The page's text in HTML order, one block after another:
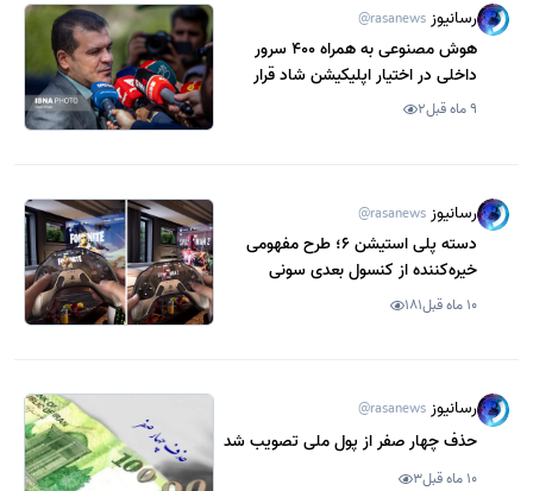
رسانیوز @rasanews
هوش مصنوعی به همراه 400 سرور
داخلی در اختیار اپلیکیشن شاد قرار
می‌گیرد
9 ماه قبل 2
رسانیوز @rasanews
دسته پلی‌ استیشن 6؛ طرح مفهومی
خیره‌کننده از کنسول بعدی سونی
10 ماه قبل 181
رسانیوز @rasanews
حذف چهار صفر از پول ملی تصویب شد
10 ماه قبل 3